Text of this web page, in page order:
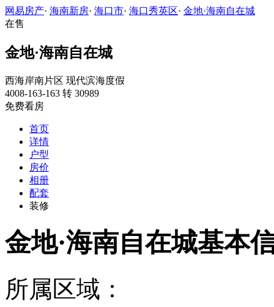
网易房产· 海南新房· 海口市· 海口秀英区· 金地·海南自在城
在售
金地·海南自在城
西海岸南片区 现代滨海度假
4008-163-163 转 30989
免费看房
首页
详情
户型
房价
相册
配套
装修
金地·海南自在城基本
所属区域：